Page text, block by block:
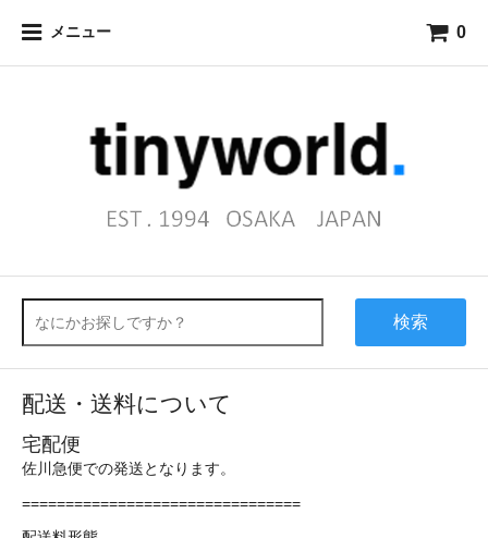
メニュー 0
検索
配送・送料について
宅配便
佐川急便での発送となります。
================================